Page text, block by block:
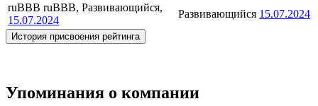
ruBBB ruBBB, Развивающийся,
15.07.2024
Развивающийся 15.07.2024
История присвоения рейтинга
Упоминания о компании